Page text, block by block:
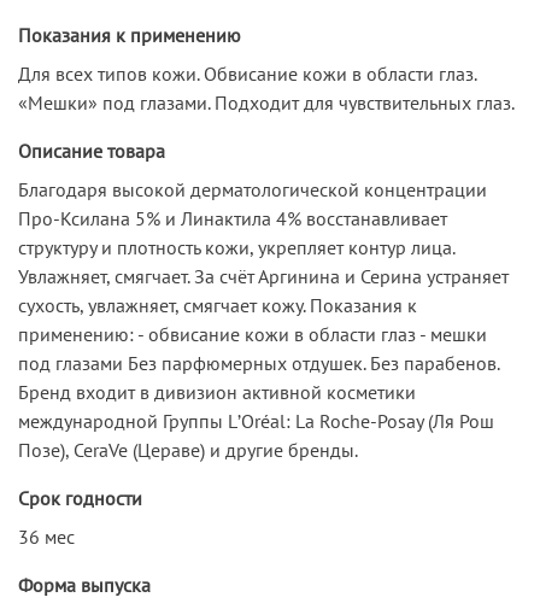
Показания к применению
Для всех типов кожи. Обвисание кожи в области глаз.
«Мешки» под глазами. Подходит для чувствительных глаз.
Описание товара
Благодаря высокой дерматологической концентрации
Про-Ксилана 5% и Линактила 4% восстанавливает
структуру и плотность кожи, укрепляет контур лица.
Увлажняет, смягчает. За счёт Аргинина и Серина устраняет
сухость, увлажняет, смягчает кожу. Показания к
применению: - обвисание кожи в области глаз - мешки
под глазами Без парфюмерных отдушек. Без парабенов.
Бренд входит в дивизион активной косметики
международной Группы LʼOréal: La Roche-Posay (Ля Рош
Позе), CeraVe (Цераве) и другие бренды.
Срок годности
36 мес
Форма выпуска